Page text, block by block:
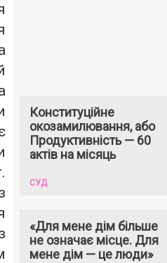
Конституційне
окозамилювання, або
Продуктивність — 60
актів на місяць
СУД
«Для мене дім більше
не означає місце. Для
мене дім — це люди»